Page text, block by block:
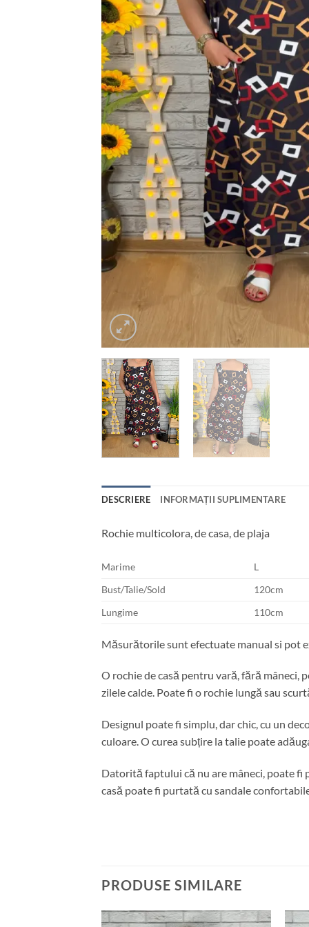
DESCRIERE INFORMAȚII SUPLIMENTARE
Rochie multicolora, de casa, de plaja
Marime L
Bust/Talie/Sold
120cm
Lungime
110cm
Măsurătorile sunt efectuate manual si pot
O rochie de casă pentru vară, fără
zilele calde. Poate fi o rochie lungă sau
Designul poate fi simplu, dar chic, cu un
culoare. O curea subțire la talie poate
Datorită faptului că nu are mâneci, poate
casă poate fi purtată cu sandale
PRODUSE SIMILARE